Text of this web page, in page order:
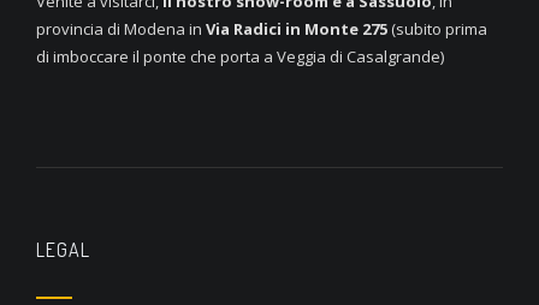
provincia di Modena in Via Radici in Monte 275 (subito prima
di imboccare il ponte che porta a Veggia di Casalgrande)
LEGAL